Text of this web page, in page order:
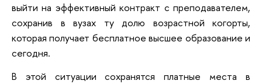
выйти на эффективный контракт с преподавателем,
сохранив в вузах ту долю возрастной когорты,
которая получает бесплатное высшее образование и
сегодня.
В этой ситуации сохранятся платные места в